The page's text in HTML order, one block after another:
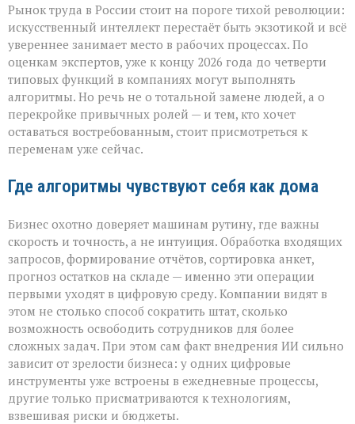
не
придёт
табличкой
“вы
уволены” — он
тихо
перепишет
правила
игры»
Рынок труда в России стоит на пороге тихой революции:
искусственный интеллект перестаёт быть экзотикой и всё
увереннее занимает место в рабочих процессах. По
оценкам экспертов, уже к концу 2026 года до четверти
типовых функций в компаниях могут выполнять
алгоритмы. Но речь не о тотальной замене людей, а о
перекройке привычных ролей — и тем, кто хочет
оставаться востребованным, стоит присмотреться к
переменам уже сейчас.
Где алгоритмы чувствуют себя как дома
Бизнес охотно доверяет машинам рутину, где важны
скорость и точность, а не интуиция. Обработка входящих
запросов, формирование отчётов, сортировка анкет,
прогноз остатков на складе — именно эти операции
первыми уходят в цифровую среду. Компании видят в
этом не столько способ сократить штат, сколько
возможность освободить сотрудников для более
сложных задач. При этом сам факт внедрения ИИ сильно
зависит от зрелости бизнеса: у одних цифровые
инструменты уже встроены в ежедневные процессы,
другие только присматриваются к технологиям,
взвешивая риски и бюджеты.